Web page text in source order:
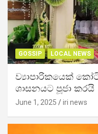
GOSSIP LOCAL NEWS
ව්‍යාපාරිකයෙක්
ශාසනයට පූජා කරයි
June 1, 2025 iri news